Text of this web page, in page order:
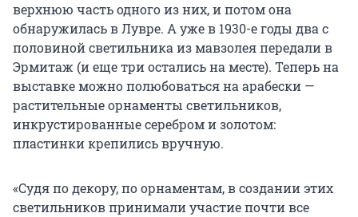
верхнюю часть одного из них, и потом она
обнаружилась в Лувре. А уже в 1930-е годы два с
половиной светильника из мавзолея передали в
Эрмитаж (и еще три остались на месте). Теперь на
выставке можно полюбоваться на арабески —
растительные орнаменты светильников,
инкрустированные серебром и золотом:
пластинки крепились вручную.
«Судя по декору, по орнаментам, в создании этих
светильников принимали участие почти все